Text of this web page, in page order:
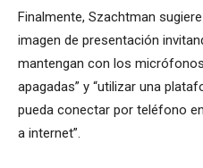
Finalmente, Szachtman
imagen de presentación
mantengan con los
apagadas” y “utilizar una
pueda conectar por teléfono
a internet”.